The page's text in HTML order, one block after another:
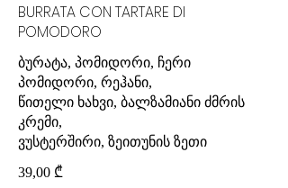
BURRATA CON TARTARE DI
POMODORO
ბურატა, პომიდორი, ჩერი
პომიდორი, რეჰანი,
წითელი ხახვი, ბალზამიანი ძმრის
კრემი,
ვუსტერშირი, ზეითუნის ზეთი
39,00 ₾